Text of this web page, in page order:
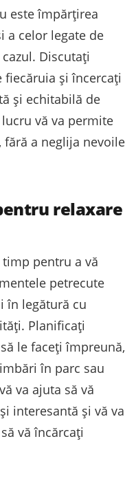
este împărțirea
a celor legate de
Discutați
fiecăruia și încercați
și echitabilă de
vă va permite
fără a neglija nevoile
relaxare
pentru a vă
petrecute
în legătură cu
Planificați
le faceți împreună,
în parc sau
va ajuta să vă
interesantă și vă va
vă încărcați